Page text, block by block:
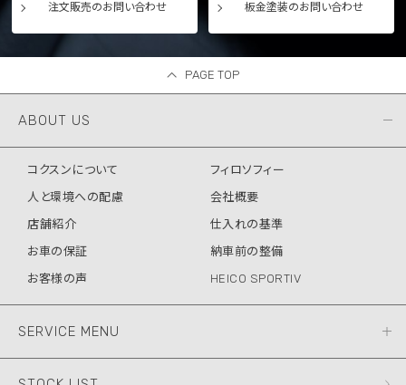
注文販売のお問い合わせ 板金塗装のお問い合わせ
PAGE TOP
ABOUT US
コクスンについて
フィロソフィー
人と環境への配慮
会社概要
店舗紹介
仕入れの基準
お車の保証
納車前の整備
お客様の声
HEICO SPORTIV
SERVICE MENU